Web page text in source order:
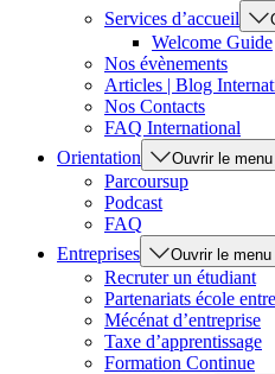
Services d’accueil
Welcome Guide
Nos évènements
Articles | Blog
Nos Contacts
FAQ International
Orientation
Ouvrir le menu
Parcoursup
Podcast
FAQ
Entreprises
Ouvrir le menu
Recruter un étudiant
Partenariats école
Mécénat d’entreprise
Taxe d’apprentissage
Formation Continue